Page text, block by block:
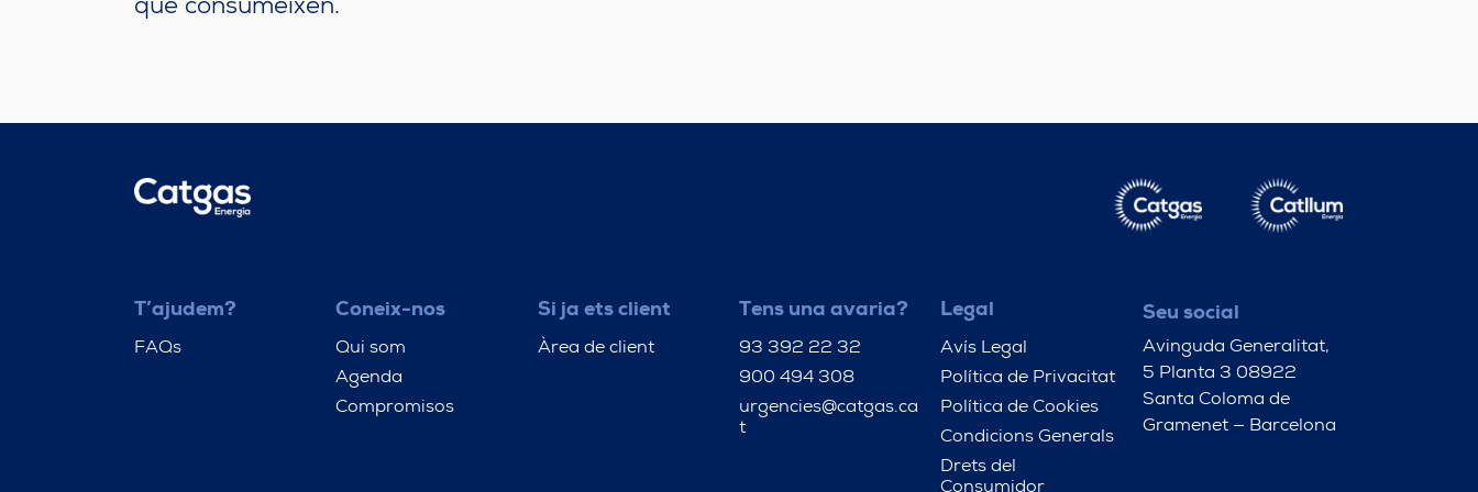
que consumeixen.
T’ajudem?
FAQs
Coneix-nos
Qui som
Agenda
Compromisos
Si ja ets client
Àrea de client
Tens una avaria?
93 392 22 32
900 494 308
urgencies@catgas.ca
t
Legal
Avís Legal
Política de Privacitat
Política de Cookies
Condicions Generals
Drets del
Seu social
Avinguda Generalitat,
5 Planta 3 08922
Santa Coloma de
Gramenet — Barcelona